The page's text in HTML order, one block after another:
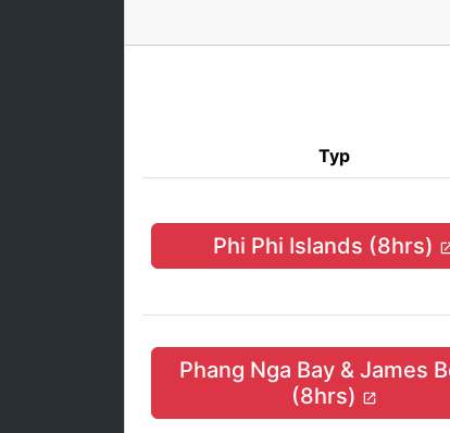
Тур
Phi Phi Islands (8hrs)
Phang Nga Bay & James
(8hrs)